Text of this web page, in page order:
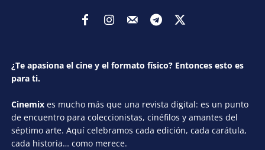
¿Te apasiona el cine y el formato físico? Entonces esto es
para ti.
Cinemix es mucho más que una revista digital: es un punto
de encuentro para coleccionistas, cinéfilos y amantes del
séptimo arte. Aquí celebramos cada edición, cada carátula,
cada historia… como merece.